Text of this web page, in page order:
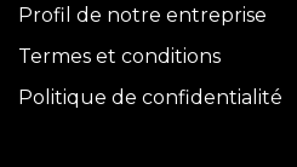
Profil de notre entreprise
Termes et conditions
Politique de confidentialité